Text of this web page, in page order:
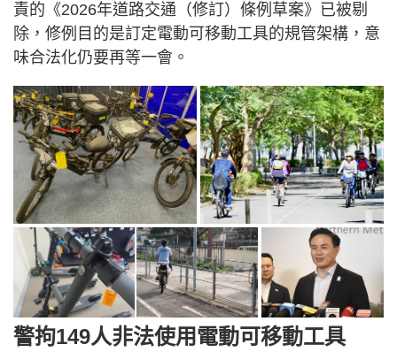
責的《2026年道路交通（修訂）條例草案》已被剔
除，修例目的是訂定電動可移動工具的規管架構，意
味合法化仍要再等一會。
警拘149人非法使用電動可移動工具